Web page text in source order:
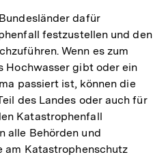
dafür
festzustellen und den
Wenn es zum
Hochwasser gibt oder ein
passiert ist, können die
des Landes oder auch für
Katastrophenfall
alle Behörden und
am Katastrophenschutz